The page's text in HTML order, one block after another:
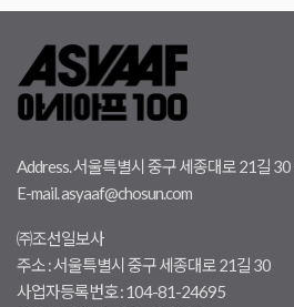
Address. 서울특별시 중구 세종대로 21길
E-mail. asyaaf@chosun.com
㈜조선일보사
주소 : 서울특별시 중구 세종대로 21길 30
사업자등록번호 : 104-81-24695